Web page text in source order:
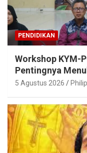
PENDIDIKAN
Workshop KYM-
Pentingnya
5 Agustus 2026